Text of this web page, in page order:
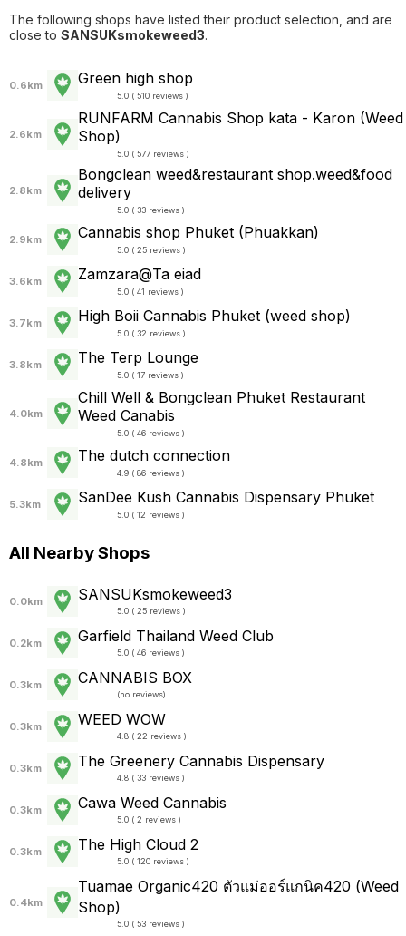
The following shops have listed their product selection, and are
close to SANSUKsmokeweed3.
0.6km Green high shop
5.0 ( 510 reviews )
2.6km
RUNFARM Cannabis Shop kata - Karon (Weed
Shop)
5.0 ( 577 reviews )
2.8km
Bongclean weed&restaurant shop.weed&food
delivery
5.0 ( 33 reviews )
2.9km Cannabis shop Phuket (Phuakkan)
5.0 ( 25 reviews )
3.6km Zamzara@Ta eiad
5.0 ( 41 reviews )
3.7km High Boii Cannabis Phuket (weed shop)
5.0 ( 32 reviews )
3.8km The Terp Lounge
5.0 ( 17 reviews )
4.0km
Chill Well & Bongclean Phuket Restaurant
Weed Canabis
5.0 ( 46 reviews )
4.8km The dutch connection
4.9 ( 86 reviews )
5.3km SanDee Kush Cannabis Dispensary Phuket
5.0 ( 12 reviews )
All Nearby Shops
0.0km SANSUKsmokeweed3
5.0 ( 25 reviews )
0.2km Garfield Thailand Weed Club
5.0 ( 46 reviews )
0.3km CANNABIS BOX
(no reviews)
0.3km WEED WOW
4.8 ( 22 reviews )
0.3km The Greenery Cannabis Dispensary
4.8 ( 33 reviews )
0.3km Cawa Weed Cannabis
5.0 ( 2 reviews )
0.3km The High Cloud 2
5.0 ( 120 reviews )
0.4km
Tuamae Organic420 ตัวแม่ออร์แกนิค420 (Weed
Shop)
5.0 ( 53 reviews )